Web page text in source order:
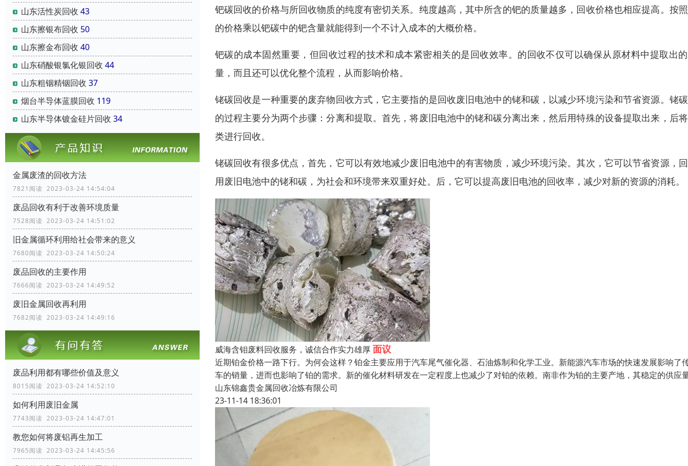
山东活性炭回收 43
山东擦银布回收 50
山东擦金布回收 40
山东硝酸银氯化银回收 44
山东粗铟精铟回收 37
烟台半导体蓝膜回收 119
山东半导体镀金硅片回收 34
金属废渣的回收方法
7821阅读 2023-03-24 14:54:04
废品回收有利于改善环境质量
7528阅读 2023-03-24 14:51:02
旧金属循环利用给社会带来的意义
7680阅读 2023-03-24 14:50:24
废品回收的主要作用
7666阅读 2023-03-24 14:49:52
废旧金属回收再利用
7682阅读 2023-03-24 14:49:16
废品利用都有哪些价值及意义
8015阅读 2023-03-24 14:52:10
如何利用废旧金属
7743阅读 2023-03-24 14:47:01
教您如何将废铝再生加工
7965阅读 2023-03-24 14:45:56
钯碳回收的价格与所回收物质的纯度有密切关系。纯度越高，其中所含的钯的质量越多，回收价格也相应提高。按
的价格乘以钯碳中的钯含量就能得到一个不计入成本的大概价格。
钯碳的成本固然重要，但回收过程的技术和成本紧密相关的是回收效率。的回收不仅可以确保从原材料中提取出
量，而且还可以优化整个流程，从而影响价格。
铑碳回收是一种重要的废弃物回收方式，它主要指的是回收废旧电池中的铑和碳，以减少环境污染和节省资源。铑
的过程主要分为两个步骤：分离和提取。首先，将废旧电池中的铑和碳分离出来，然后用特殊的设备提取出来，后
类进行回收。
铑碳回收有很多优点，首先，它可以有效地减少废旧电池中的有害物质，减少环境污染。其次，它可以节省资源，
用废旧电池中的铑和碳，为社会和环境带来双重好处。后，它可以提高废旧电池的回收率，减少对新的资源的消耗。
威海含钼废料回收服务，诚信合作实力雄厚面议
近期铂金价格一路下行。为何会这样？铂金主要应用于汽车尾气催化器、石油炼制和化学工业。新能源汽车市场的快速发展影响了
车的销量，进而也影响了铂的需求。新的催化材料研发在一定程度上也减少了对铂的依赖。南非作为铂的主要产地，其稳定的供应
山东锦鑫贵金属回收冶炼有限公司
23-11-14 18:36:01